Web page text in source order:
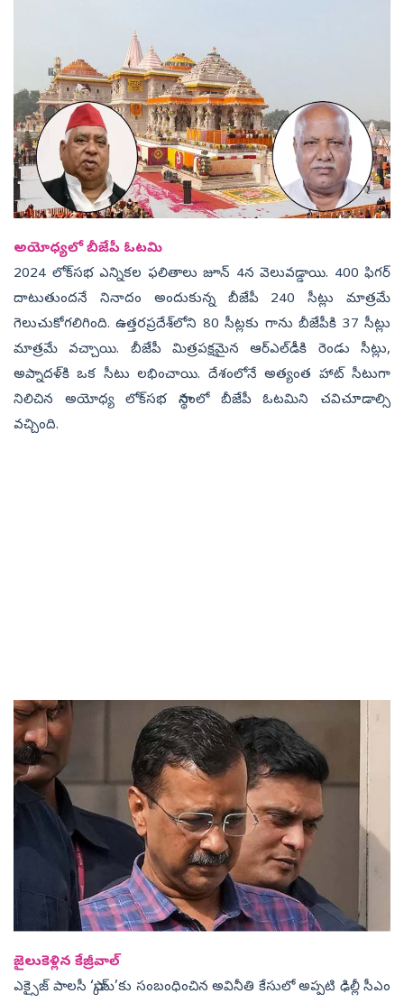
అయోధ్యలో బీజేపీ ఓటమి
2024 లోక్‌సభ ఎన్నికల ఫలితాలు జూన్ 4న వెలువడ్డాయి. 400 ఫిగర్‌
దాటుతుందనే నినాదం అందుకున్న బీజేపీ 240 సీట్లు మాత్రమే
గెలుచుకోగలిగింది. ఉత్తరప్రదేశ్‌లోని 80 సీట్లకు గాను బీజేపీకి 37 సీట్లు
మాత్రమే వచ్చాయి. బీజేపీ మిత్రపక్షమైన ఆర్‌ఎల్‌డీకి రెండు సీట్లు,
అప్నాదళ్‌కి ఒక సీటు లభించాయి. దేశంలోనే అత్యంత హాట్ సీటుగా
నిలిచిన అయోధ్య లోక్‌సభ స్థానంలో బీజేపీ ఓటమిని చవిచూడాల్సి
వచ్చింది.
జైలుకెళ్లిన కేజ్రీవాల్‌
ఎక్సైజ్ పాలసీ ‘స్కామ్’కు సంబంధించిన అవినీతి కేసులో అప్పటి ఢిల్లీ సీఎం